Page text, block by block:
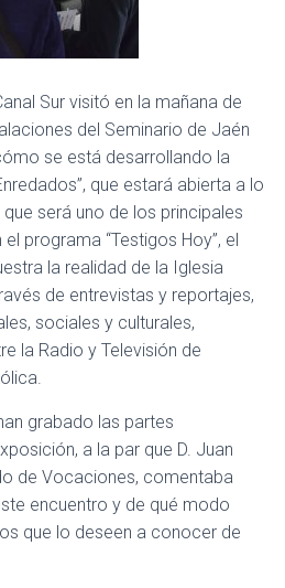
Sur visitó en la mañana de
del Seminario de Jaén
se está desarrollando la
que estará abierta a lo
será uno de los principales
programa “Testigos Hoy”, el
la realidad de la Iglesia
de entrevistas y reportajes,
sociales y culturales,
la Radio y Televisión de
grabado las partes
a la par que D. Juan
de Vocaciones, comentaba
encuentro y de qué modo
que lo deseen a conocer de